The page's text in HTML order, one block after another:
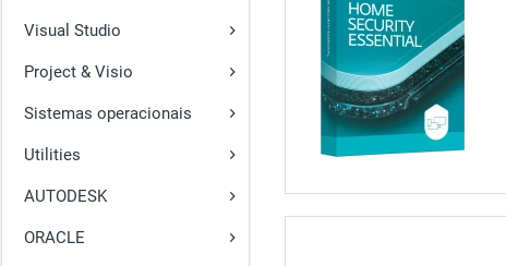
Visual Studio
Project & Visio
Sistemas operacionais
Utilities
AUTODESK
ORACLE